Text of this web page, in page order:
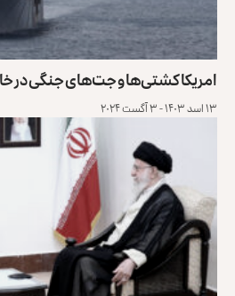
امریکا کشتی‌ها و جت‌های جنگی در
۱۳ اسد ۱۴۰۳ - ۳ آگست ۲۰۲۴